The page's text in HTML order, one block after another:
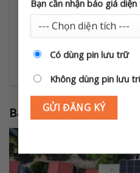
Bạn cần nhận báo giá
Có dùng pin lưu trữ
Không dùng pin lưu
tối đa – Ổn định điện –
Bài viết liên quan: